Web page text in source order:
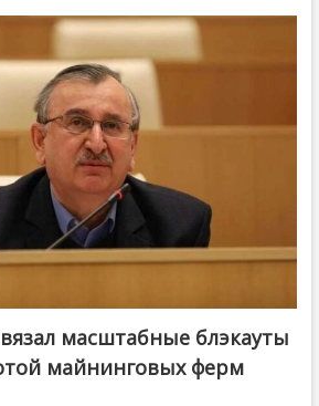
масштабные блэкауты
майнинговых ферм